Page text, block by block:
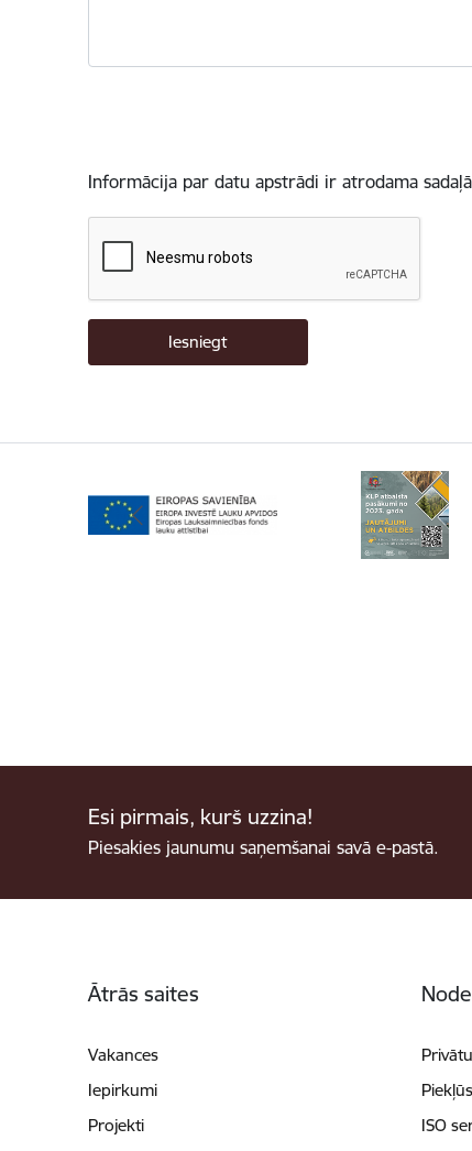
Informācija par datu apstrādi ir atrodama
Esi pirmais, kurš uzzina!
Piesakies jaunumu saņemšanai savā e-pastā.
Ātrās saites
Vakances
Iepirkumi
Projekti
ISO